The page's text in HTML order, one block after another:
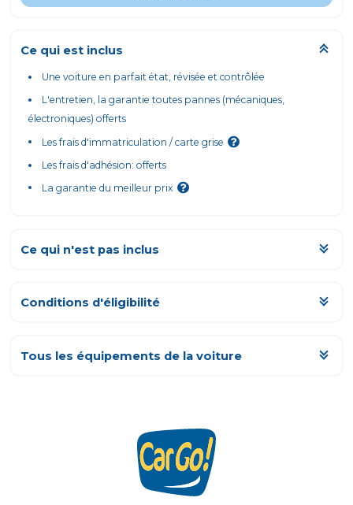
Ce qui est inclus
Une voiture en parfait état, révisée et contrôlée
L'entretien, la garantie toutes pannes (mécaniques,
électroniques) offerts
Les frais d'immatriculation / carte grise
Les frais d'adhésion: offerts
La garantie du meilleur prix
Ce qui n'est pas inclus
L'assurance, obligatoirement tous risques
Les frais de livraison et de retour - cf. conditions générales
Conditions d'éligibilité
Tous les équipements de la voiture
Accoudoir AV Jumbobox avec surpiqûres
Aide au démarrage en côte
Airbags frontaux conducteur et passager, déconnectable